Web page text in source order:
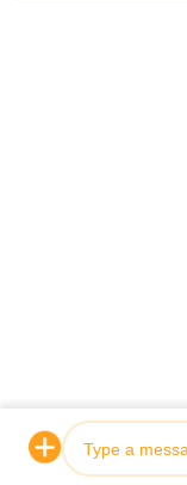
Política de
Proveedor. Derecho
INTELLIGENT